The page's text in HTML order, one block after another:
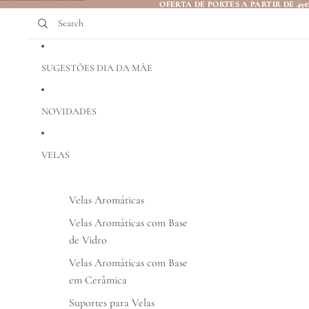
OFERTA DE PORTES A PARTIR DE 49€
OFERTA DE PORTES A PARTIR DE 49€
Search
SUGESTÕES DIA DA MÃE
NOVIDADES
VELAS
Velas Aromáticas
Velas Aromáticas com Base
de Vidro
Velas Aromáticas com Base
em Cerâmica
Suportes para Velas